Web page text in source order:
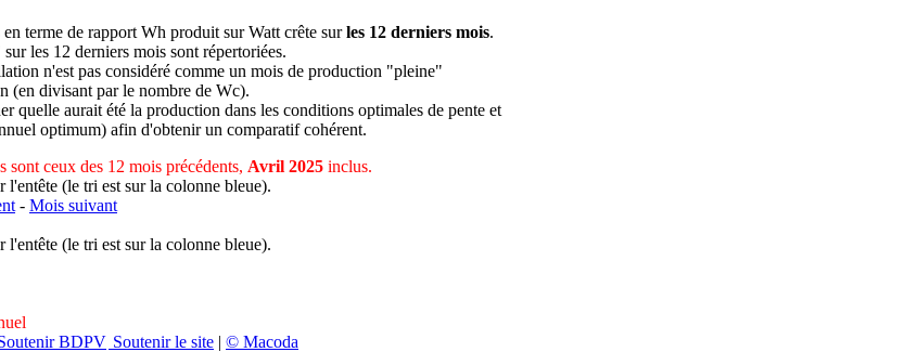
terme de rapport Wh produit sur Watt crête surles 12 derniers mois.
les 12 derniers mois sont répertoriées.
n'est pas considéré comme un mois de production "pleine"
(en divisant par le nombre de Wc).
quelle aurait été la production dans les conditions optimales de pente et
optimum) afin d'obtenir un comparatif cohérent.
sont ceux des 12 mois précédents, Avril 2025inclus.
(le tri est sur la colonne bleue).
- Mois suivant
(le tri est sur la colonne bleue).
Soutenir le site | © Macoda